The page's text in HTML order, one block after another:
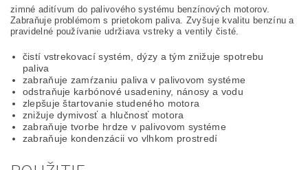
zimné aditívum do palivového systému benzínových motorov.
Zabraňuje problémom s prietokom paliva. Zvyšuje kvalitu benzínu a
pravidelné používanie udržiava vstreky a ventily čisté.
čistí vstrekovací systém, dýzy a tým znižuje spotrebu
paliva
zabraňuje zamŕzaniu paliva v palivovom systéme
odstraňuje karbónové usadeniny, nánosy a vodu
zlepšuje štartovanie studeného motora
znižuje dymivosť a hlučnosť motora
zabraňuje tvorbe hrdze v palivovom systéme
zabraňuje kondenzácii vo vlhkom prostredí